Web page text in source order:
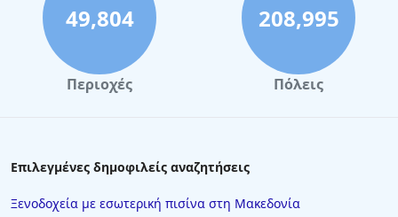
Ξενοδοχεία στη Μάνη
Ξενοδοχεία στη Ναύπακτο
Ξενοδοχεία στη Σαμοθράκη
Ξενοδοχεία στα Κύθηρα
49,804
Περιοχές
208,995
Πόλεις
Επιλεγμένες δημοφιλείς αναζητήσεις
Ξενοδοχεία με εσωτερική πισίνα στη Μακεδονία